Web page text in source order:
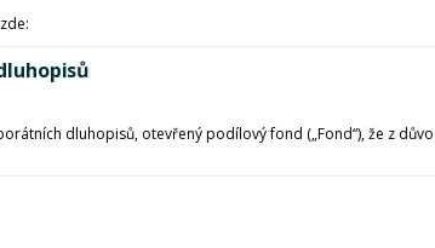
dluhopisů, otevřený podílový fond („Fond“), že z